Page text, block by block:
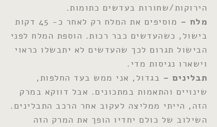
הירוקות/שחורות בעדשים כתומות.
מלח –
מוסיפים את המלח רק לאחר כ- 45 דקות
בישול, כשהעדשים כבר רכות. הוספת המלח לפני
הבישול תגרום לכך שהעדשים לא יתבשלו כראוי
וישארו נגיסות מדי.
תבלינים –בגדול, אני ממש בעד החלפות,
שינויים והתאמות במתכונים. אבל דווקא במרק
הזה, הייתי ממליצה לעקוב אחר הרכב התבלינים.
השילוב של כולם יחדיו הופך את המרק הזה